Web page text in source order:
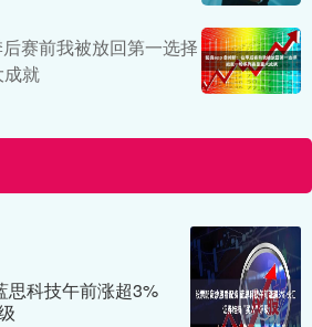
赛前我被放回第一选择
就
思科技午前涨超3%